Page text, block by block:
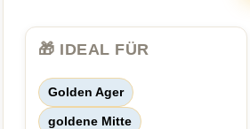
🎁 IDEAL FÜR
Golden Ager
goldene Mitte